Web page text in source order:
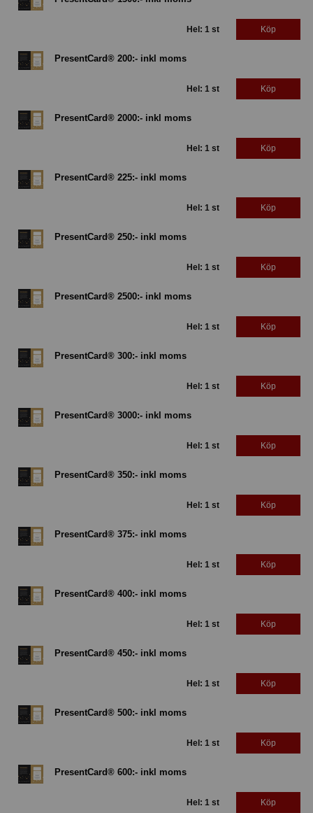
Hel: 1 st Köp
PresentCard® 200:- inkl moms
Hel: 1 st Köp
PresentCard® 2000:- inkl moms
Hel: 1 st Köp
PresentCard® 225:- inkl moms
Hel: 1 st Köp
PresentCard® 250:- inkl moms
Hel: 1 st Köp
PresentCard® 2500:- inkl moms
Hel: 1 st Köp
PresentCard® 300:- inkl moms
Hel: 1 st Köp
PresentCard® 3000:- inkl moms
Hel: 1 st Köp
PresentCard® 350:- inkl moms
Hel: 1 st Köp
PresentCard® 375:- inkl moms
Hel: 1 st Köp
PresentCard® 400:- inkl moms
Hel: 1 st Köp
PresentCard® 450:- inkl moms
Hel: 1 st Köp
PresentCard® 500:- inkl moms
Hel: 1 st Köp
PresentCard® 600:- inkl moms
Hel: 1 st Köp